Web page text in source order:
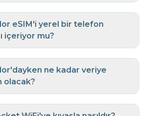
eSIM'i yerel bir telefon
içeriyor mu?
ne kadar veriye
olacak?